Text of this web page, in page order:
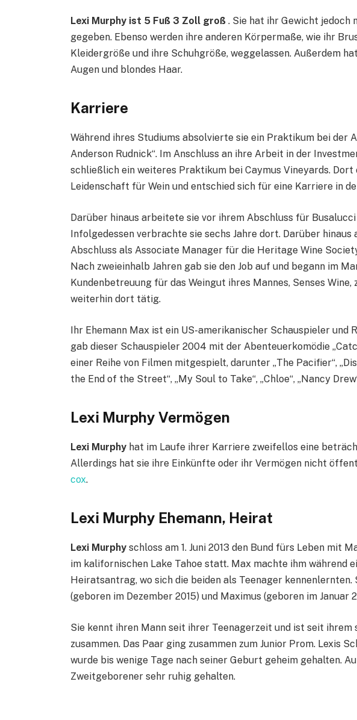
Lexi Murphy ist 5 Fuß 3 Zoll groß . Sie hat ihr Gewicht
gegeben. Ebenso werden ihre anderen Körpermaße, wie ihr
Kleidergröße und ihre Schuhgröße, weggelassen. Außerdem
Augen und blondes Haar.
Karriere
Während ihres Studiums absolvierte sie ein Praktikum bei der
Anderson Rudnick“. Im Anschluss an ihre Arbeit in der
schließlich ein weiteres Praktikum bei Caymus Vineyards.
Leidenschaft für Wein und entschied sich für eine Karriere in
Darüber hinaus arbeitete sie vor ihrem Abschluss für
Infolgedessen verbrachte sie sechs Jahre dort. Darüber
Abschluss als Associate Manager für die Heritage Wine
Nach zweieinhalb Jahren gab sie den Job auf und begann im
Kundenbetreuung für das Weingut ihres Mannes, Senses Wine,
weiterhin dort tätig.
Ihr Ehemann Max ist ein US-amerikanischer Schauspieler und
gab dieser Schauspieler 2004 mit der Abenteuerkomödie
einer Reihe von Filmen mitgespielt, darunter „The Pacifier“,
the End of the Street“, „My Soul to Take“, „Chloe“, „Nancy
Lexi Murphy Vermögen
Lexi Murphy hat im Laufe ihrer Karriere zweifellos eine
Allerdings hat sie ihre Einkünfte oder ihr Vermögen nicht
cox.
Lexi Murphy Ehemann, Heirat
Lexi Murphy schloss am 1. Juni 2013 den Bund fürs Leben mit
im kalifornischen Lake Tahoe statt. Max machte ihm während
Heiratsantrag, wo sich die beiden als Teenager kennenlernten.
(geboren im Dezember 2015) und Maximus (geboren im Januar
Sie kennt ihren Mann seit ihrer Teenagerzeit und ist seit ihrem
zusammen. Das Paar ging zusammen zum Junior Prom. Lexis
wurde bis wenige Tage nach seiner Geburt geheim gehalten.
Zweitgeborener sehr ruhig gehalten.